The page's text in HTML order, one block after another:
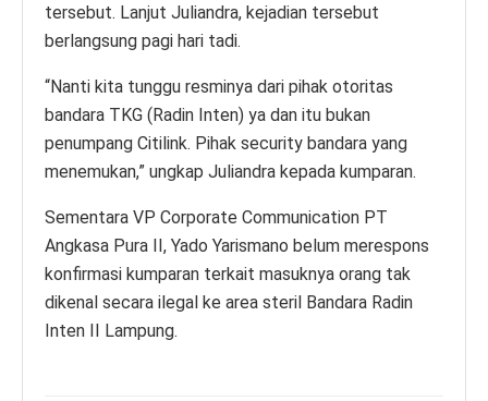
tersebut. Lanjut Juliandra, kejadian tersebut
berlangsung pagi hari tadi.
“Nanti kita tunggu resminya dari pihak otoritas
bandara TKG (Radin Inten) ya dan itu bukan
penumpang Citilink. Pihak security bandara yang
menemukan,” ungkap Juliandra kepada kumparan.
Sementara VP Corporate Communication PT
Angkasa Pura II, Yado Yarismano belum merespons
konfirmasi kumparan terkait masuknya orang tak
dikenal secara ilegal ke area steril Bandara Radin
Inten II Lampung.